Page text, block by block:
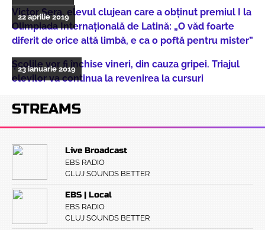
Victor Șera, elevul clujean care a obținut premiul I la
Olimpiada Internaţională de Latină: „O văd foarte
diferit de orice altă limbă, e ca o poftă pentru mister”
22 aprilie 2019
Școlile vor fi închise vineri, din cauza gripei. Triajul
elevilor va continua la revenirea la cursuri
23 ianuarie 2019
STREAMS
Live Broadcast
EBS RADIO
CLUJ SOUNDS BETTER
EBS | Local
EBS RADIO
CLUJ SOUNDS BETTER